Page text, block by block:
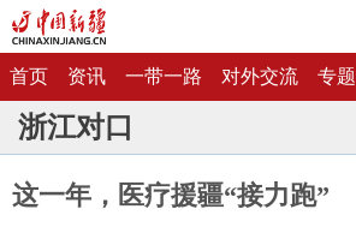
首页 资讯 一带一路 对外交流 专题
浙江对口
这一年，医疗援疆“接力跑”